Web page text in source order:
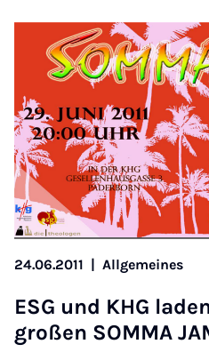
24.06.2011 Allgemeines
ESG und KHG
großen SOMMA